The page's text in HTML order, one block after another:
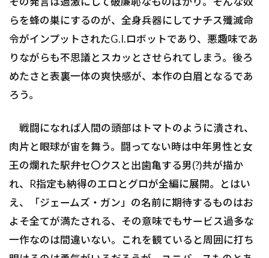
らを蜂の巣にするのが、全身兵器にしてナチス殲滅命
令がインプットされたG.I.ロボットであり、悪趣味であ
りながらも不思議とスカッとさせられてしまう。後ろ
めたさと表裏一体の爽快感が、本作の白眉となるであ
ろう。
戦闘になれば人間の頭部はトマトのように潰され、
肉片と眼球が宙を舞う。闘ってない時は中年男性と女
王の爛れた駅弁セ〇クスと出歯亀する男(?)共が描か
れ、R指定も納得のエロとグロが全編に展開。とはい
え、「ジェームズ・ガン」の名前に期待するものはお
よそ全てが満たされる、その意味でもサービス過多な
一作なのは間違いない。これを観ていると周囲に打ち